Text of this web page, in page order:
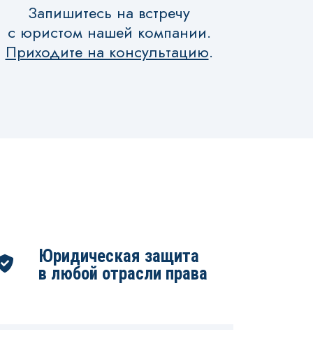
Запишитесь на встречу
с юристом нашей компании.
Приходите на консультацию.
Юридическая защита
в любой отрасли права